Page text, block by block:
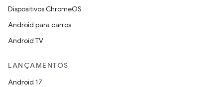
Dispositivos ChromeOS
Android para carros
Android TV
LANÇAMENTOS
Android 17